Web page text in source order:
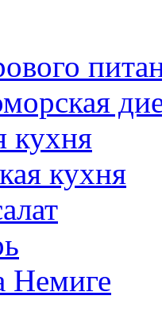
кухня
кухня
Немиге